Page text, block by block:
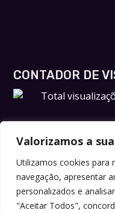
Valorizamos a
Utilizamos cookies para
navegação, apresentar
personalizados e
"Aceitar Todos",
CONTADOR DE
Total